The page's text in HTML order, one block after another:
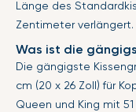
Länge des
Zentimeter verlängert.
Was ist die
Die gängigste
cm (20 x 26 Zoll) für
Queen und King mit 51